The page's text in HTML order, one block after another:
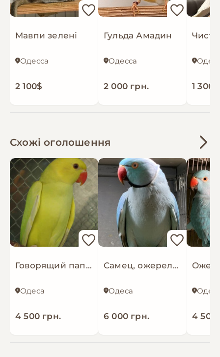
Мавпи зелені
Одесса
2 100$
Гульда Амадин
Одесса
2 000 грн. 1 300
Схожі оголошення
Говорящий папуга Ожереловий, Ожерелові папужки маленькі для дітей.
Одеса
4 500 грн.
Самец, ожерелового синего попугая
Одеса
6 000 грн. 4 500